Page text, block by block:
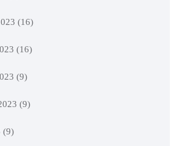
(16)
(16)
(9)
(9)
(9)